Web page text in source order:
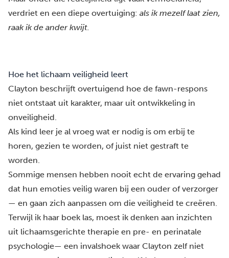
verdriet en een diepe overtuiging: als ik mezelf laat zien,
raak ik de ander kwijt.
Hoe het lichaam veiligheid leert
Clayton beschrijft overtuigend hoe de fawn-respons
niet ontstaat uit karakter, maar uit ontwikkeling in
onveiligheid.
Als kind leer je al vroeg wat er nodig is om erbij te
horen, gezien te worden, of juist niet gestraft te
worden.
Sommige mensen hebben nooit echt de ervaring gehad
dat hun emoties veilig waren bij een ouder of verzorger
— en gaan zich aanpassen om die veiligheid te creëren.
Terwijl ik haar boek las, moest ik denken aan inzichten
uit lichaamsgerichte therapie en pre- en perinatale
psychologie— een invalshoek waar Clayton zelf niet